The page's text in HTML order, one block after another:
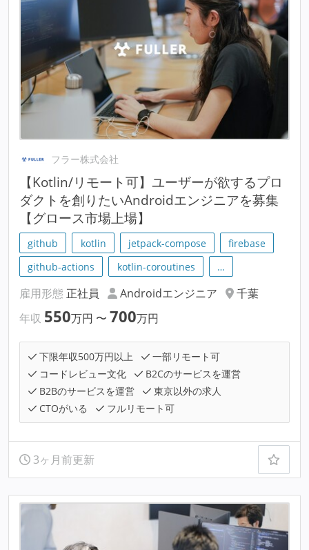
フラー株式会社
【Kotlin/リモート可】ユーザーが欲するプロ
ダクトを創りたいAndroidエンジニアを募集
【グロース市場上場】
github kotlin jetpack-compose
firebase
github-actions
kotlin-coroutines …
雇用形態 正社員 Androidエンジニア
千葉
年収 550万円 〜 700万円
下限年収500万円以上
一部リモート可
コードレビュー文化
B2Cのサービスを運営
B2Bのサービスを運営
東京以外の求人
CTOがいる
フルリモート可
3ヶ月前更新